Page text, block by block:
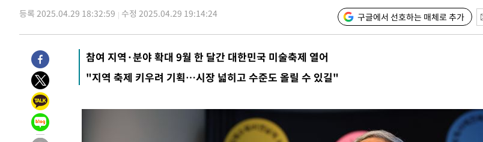
-5111초 전 >[속보]경찰·노동부, HL만도 평택사업장 끼임 사망 관련 압수수색
-4992초 전 >[속보]합수본, '투표율 허위 입력' 중앙·서울·경기도 선관위 등 9곳
압수수색
-32244초 전 >
SK하이닉스, 용인·청주 팹에 54조 투자…"AI 메모리 수요 선제 대
-29100초 전 >
여자배구 이재영·이다영 자매, 아제르바이잔 투란VC 입단
-28353초 전 >
외국인 심판 성 접대 7경기 들여다보니…한국 축구 '5승 2무'
-28087초 전 >
-28040초 전 >
[속보]코스피, 6200선 약보합…0.60% 내린 6258.77에 마쳐
-28020초 전 >
[속보]원·달러 환율, 7.7원 내린 1416.1원 마감
등록 2025.04.29 18:32:59 수정 2025.04.29 19:14:24 구글에서 선호하는 매체로 추가
참여 지역·분야 확대 9월 한 달간 대한민국 미술축제 열어
"지역 축제 키우려 기획…시장 넓히고 수준도 올릴 수 있길"